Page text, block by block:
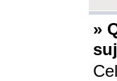
»